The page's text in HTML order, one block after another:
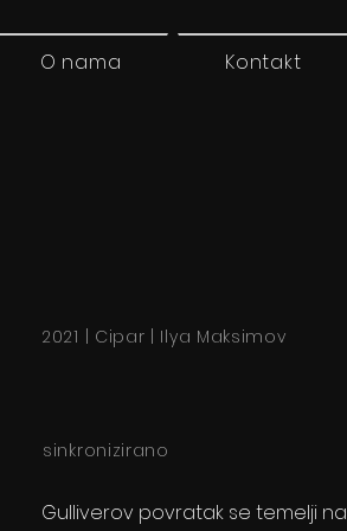
O nama Kontakt
2021 | Cipar | Ilya Maksimov
sinkronizirano
Gulliverov povratak se temelji na